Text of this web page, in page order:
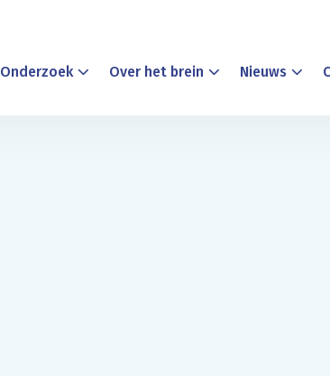
Onderzoek Over het brein Nieuws